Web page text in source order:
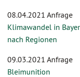
08.04.2021 Anfrage
Klimawandel in
nach Regionen
09.03.2021 Anfrage
Bleimunition